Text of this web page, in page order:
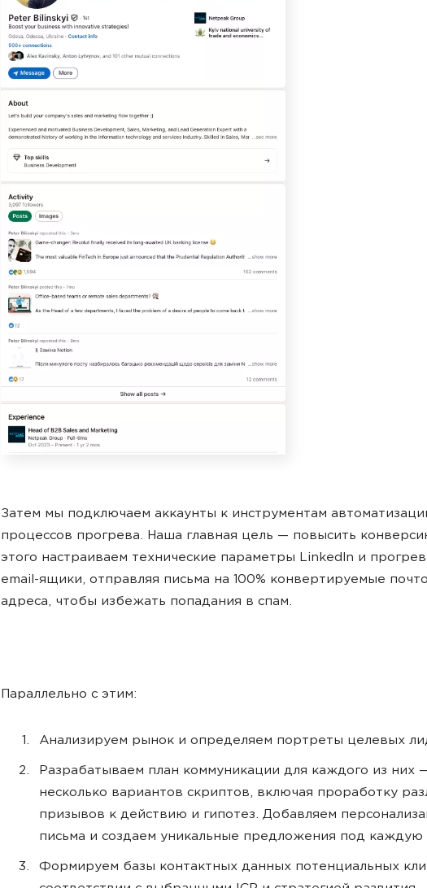
Затем мы подключаем аккаунты к инструментам
процессов прогрева. Наша главная цель — повысить
этого настраиваем технические параметры LinkedIn и
email-ящики, отправляя письма на 100% конвертируемые
адреса, чтобы избежать попадания в спам.
Параллельно с этим:
Анализируем рынок и определяем портреты целевых
Разрабатываем план коммуникации для каждого из них
несколько вариантов скриптов, включая проработку
призывов к действию и гипотез. Добавляем
письма и создаем уникальные предложения под
Формируем базы контактных данных потенциальных